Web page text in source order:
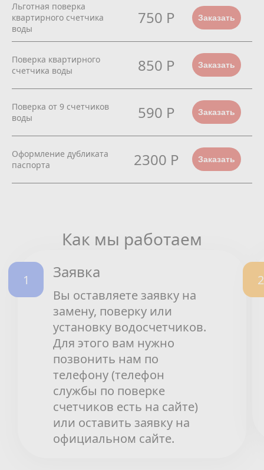
Льготная поверка
квартирного счетчика
воды
750 Р Заказать
Поверка квартирного
счетчика воды
850 Р Заказать
Поверка от 9 счетчиков
воды
590 Р Заказать
Оформление дубликата
паспорта
2300 Р Заказать
Как мы работаем
Заявка
Вы оставляете заявку на
замену, поверку или
установку водосчетчиков.
Для этого вам нужно
позвонить нам по
телефону (телефон
службы по поверке
счетчиков есть на сайте)
или оставить заявку на
официальном сайте.